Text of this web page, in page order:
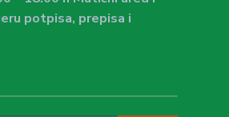
potpisa, prepisa i